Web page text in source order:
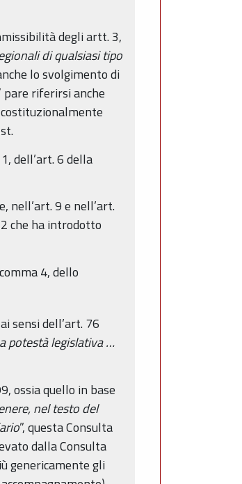
degli artt. 3,
di qualsiasi tipo
lo svolgimento di
riferirsi anche
dell’art. 6 della
nell’art. 9 e nell’art.
che ha introdotto
4, dello
sensi dell’art. 76
potestà legislativa …
ossia quello in base
nel testo del
”, questa Consulta
dalla Consulta
genericamente gli